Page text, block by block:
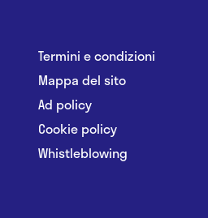
Termini e condizioni
Mappa del sito
Ad policy
Cookie policy
Whistleblowing